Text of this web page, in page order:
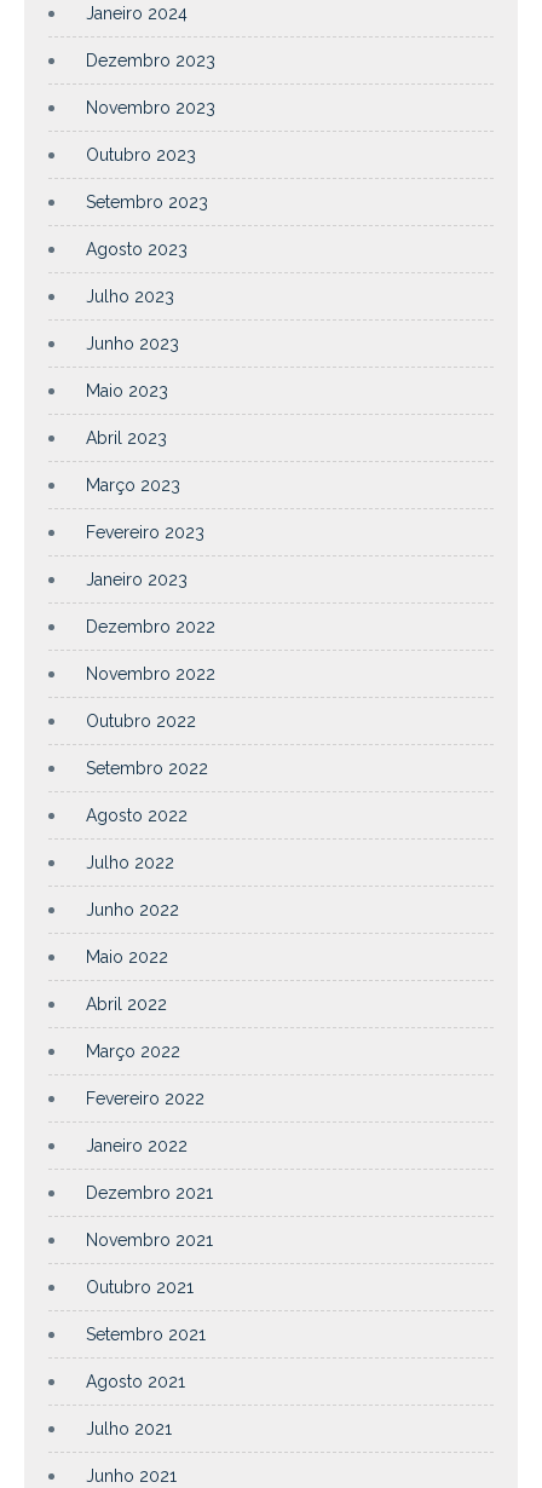
Janeiro 2024
Dezembro 2023
Novembro 2023
Outubro 2023
Setembro 2023
Agosto 2023
Julho 2023
Junho 2023
Maio 2023
Abril 2023
Março 2023
Fevereiro 2023
Janeiro 2023
Dezembro 2022
Novembro 2022
Outubro 2022
Setembro 2022
Agosto 2022
Julho 2022
Junho 2022
Maio 2022
Abril 2022
Março 2022
Fevereiro 2022
Janeiro 2022
Dezembro 2021
Novembro 2021
Outubro 2021
Setembro 2021
Agosto 2021
Julho 2021
Junho 2021